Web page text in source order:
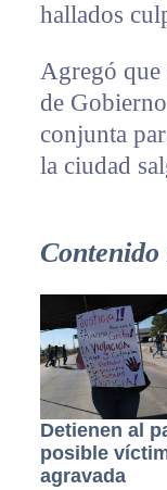
hallados
Agregó que
de
conjunta
la ciudad
Detienen al
posible
agravada